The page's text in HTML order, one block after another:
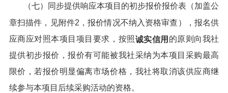
（七）同步提供响应本项目的初步报价报价表（加盖公
章扫描件，见附件2，报价情况不纳入资格审查），报名供
应商应对照本项目项目要求，按照诚实信用 的原则向我社
提供初步报价，报价有可能被我社采纳为本项目采购最高
限价，若报价明显偏离市场价格，我社将取消该供应商继
续参与本项目后续采购活动的资格。